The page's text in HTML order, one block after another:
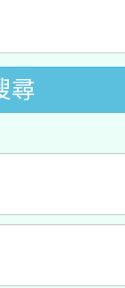
節水達
系列
藝術
尋